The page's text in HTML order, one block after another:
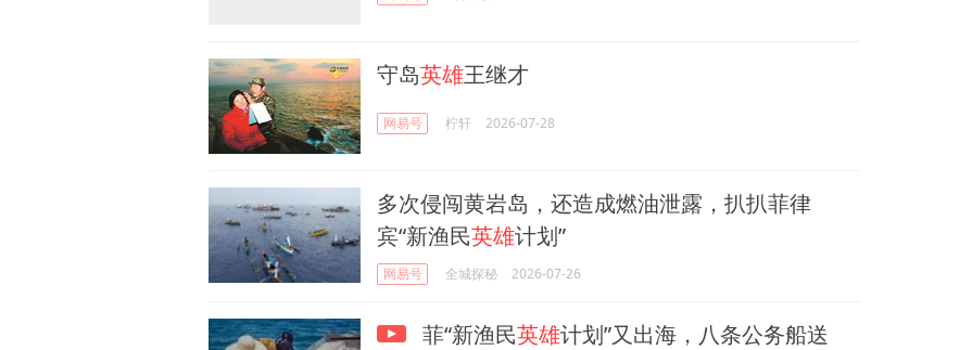
守岛英雄王继才
网易号 柠轩 2026-07-28
多次侵闯黄岩岛，还造成燃油泄露，扒扒菲律
宾“新渔民英雄计划”
网易号 全城探秘 2026-07-26
菲“新渔民英雄计划”又出海，八条公务船送